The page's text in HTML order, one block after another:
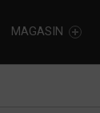
MAGASIN